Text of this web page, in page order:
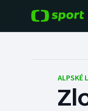
Hokej
ALPSKÉ